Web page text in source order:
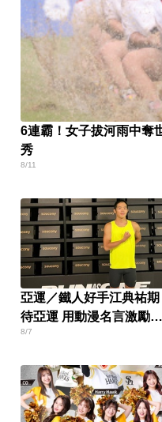
6連霸！女子拔河雨中奪
秀
8/11
亞運／鐵人好手江典祐期
待亞運 用動漫名言激勵自
己
8/7